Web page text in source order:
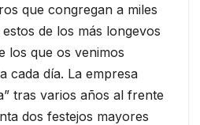
que congregan a miles
de los más longevos
los que os venimos
cada día. La empresa
tras varios años al frente
dos festejos mayores